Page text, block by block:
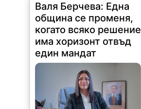
Валя Берчева: Една
община се променя,
когато всяко решение
има хоризонт отвъд
един мандат